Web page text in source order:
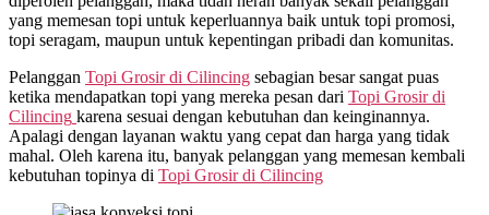
yang memesan topi untuk keperluannya baik untuk topi promosi,
topi seragam, maupun untuk kepentingan pribadi dan komunitas.
Pelanggan Topi Grosir di Cilincing sebagian besar sangat puas
ketika mendapatkan topi yang mereka pesan dari Topi Grosir di
Cilincing karena sesuai dengan kebutuhan dan keinginannya.
Apalagi dengan layanan waktu yang cepat dan harga yang tidak
mahal. Oleh karena itu, banyak pelanggan yang memesan kembali
kebutuhan topinya di Topi Grosir di Cilincing